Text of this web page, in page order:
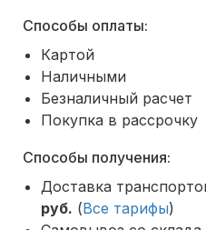
Способы оплаты:
Картой
Наличными
Безналичный расчет
Покупка в рассрочку
Способы получения:
Доставка
руб. (Все тарифы)